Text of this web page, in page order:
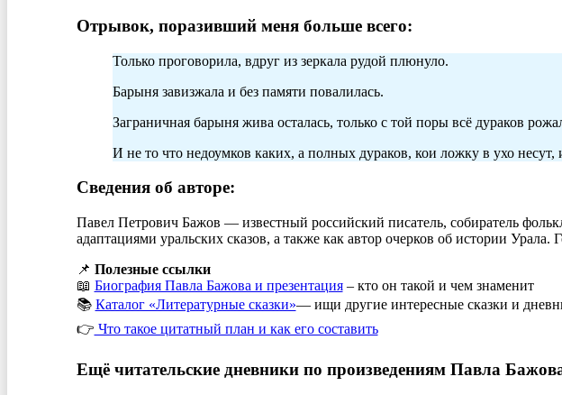
Отрывок, поразивший меня больше всего:
Только проговорила, вдруг из зеркала рудой плюнуло.
Барыня завизжала и без памяти повалилась.
Заграничная барыня жива осталась, только с той поры всё дураков
И не то что недоумков каких, а полных дураков, кои ложку в ухо
Сведения об авторе:
Павел Петрович Бажов — известный российский писатель, собиратель
адаптациями уральских сказов, а также как автор очерков об истории
📌 Полезные ссылки
📖 Биография Павла Бажова и презентация– кто он такой и чем знаменит
📚 Каталог «Литературные сказки»— ищи другие интересные сказки и
👉 Что такое цитатный план и как его составить
Ещё читательские дневники по произведениям Павла